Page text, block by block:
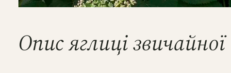
Опис яглиці звичайної